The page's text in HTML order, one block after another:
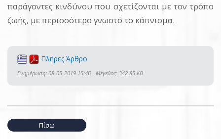
παράγοντες κινδύνου που σχετίζονται με τον τρόπο
ζωής, με περισσότερο γνωστό το κάπνισμα.
Πλήρες Άρθρο
Ενημέρωση: 08-05-2019 15:46 - Μέγεθος: 342.85 KB
Πίσω